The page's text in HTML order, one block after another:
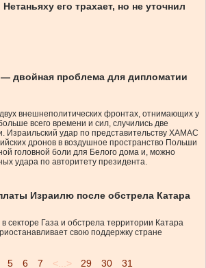
его трахает, но не уточнил
— двойная проблема для дипломатии
внешнеполитических фронтах, отнимающих у
всего времени и сил, случились две
Израильский удар по представительству ХАМАС
дронов в воздушное пространство Польши
головной боли для Белого дома и, можно
удара по авторитету президента.
Израилю после обстрела Катара
секторе Газа и обстрела территории Катара
свою поддержку стране
5 6 7 <...> 29 30 31